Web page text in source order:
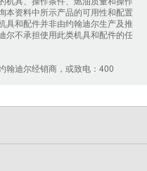
本资料中所示产品的可用性和配置
具和配件并非由约翰迪尔生产及推
尔不承担使用此类机具和配件的任
翰迪尔经销商，或致电：400